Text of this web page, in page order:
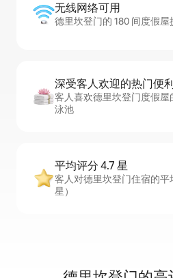
无线网络可用
德里坎登门的 180 间度假
深受客人欢迎的热门便
客人喜欢德里坎登门度假
泳池
平均评分 4.7 星
客人对德里坎登门住宿的平
星）